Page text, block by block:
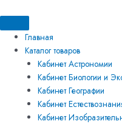
к
содержимому
Главная
Каталог товаров
Кабинет Астрономии
Кабинет Биологии и
Кабинет Географии
Кабинет
Кабинет
товара
Набор
демонстрационный
волновых
явлений